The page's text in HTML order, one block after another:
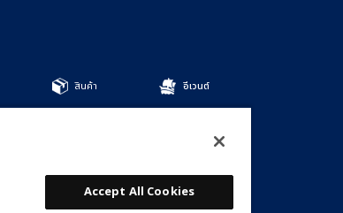
สินค้า อีเวนต์
การ์ด
Accept All Cookies